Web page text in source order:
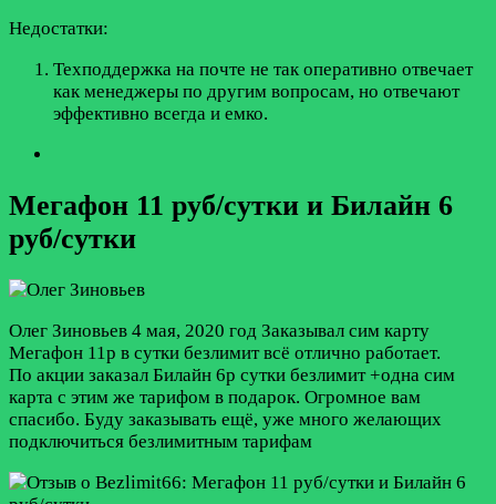
Недостатки:
Техподдержка на почте не так оперативно отвечает
как менеджеры по другим вопросам, но отвечают
эффективно всегда и емко.
Мегафон 11 руб/сутки и Билайн 6
руб/сутки
Олег Зиновьев 4 мая, 2020 год Заказывал сим карту
Мегафон 11р в сутки безлимит всё отлично работает.
По акции заказал Билайн 6р сутки безлимит +одна сим
карта с этим же тарифом в подарок. Огромное вам
спасибо. Буду заказывать ещё, уже много желающих
подключиться безлимитным тарифам